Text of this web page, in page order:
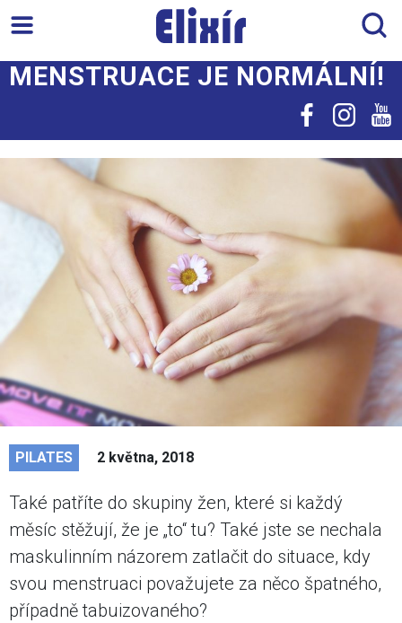
MENSTRUACE JE NORMÁLNÍ!
2 května, 2018
PILATES
Také patříte do skupiny žen, které si každý
měsíc stěžují, že je „to“ tu? Také jste se nechala
maskulinním názorem zatlačit do situace, kdy
svou menstruaci považujete za něco špatného,
případně tabuizovaného?